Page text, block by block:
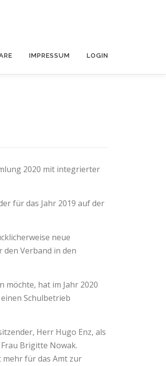
IMPRESSUM LOGIN
2020 mit integrierter
für das Jahr 2019 auf der
neue
Verband in den
möchte, hat im Jahr 2020
Schulbetrieb
Herr Hugo Enz, als
Brigitte Nowak.
mehr für das Amt zur